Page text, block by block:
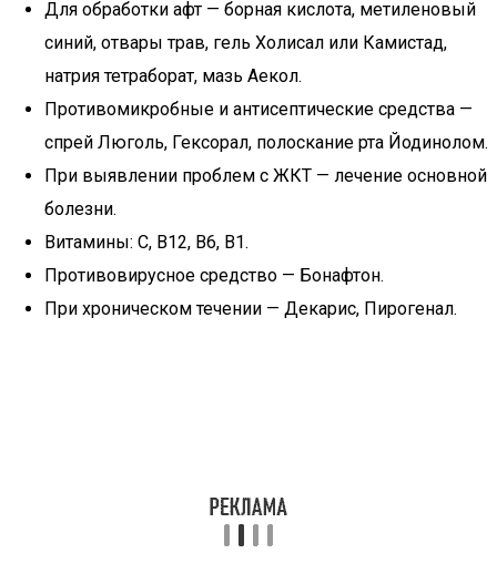
Для обработки афт — борная кислота, метиленовый
синий, отвары трав, гель Холисал или Камистад,
натрия тетраборат, мазь Аекол.
Противомикробные и антисептические средства —
спрей Люголь, Гексорал, полоскание рта Йодинолом.
При выявлении проблем с ЖКТ — лечение основной
болезни.
Витамины: С, В12, В6, В1.
Противовирусное средство — Бонафтон.
При хроническом течении — Декарис, Пирогенал.